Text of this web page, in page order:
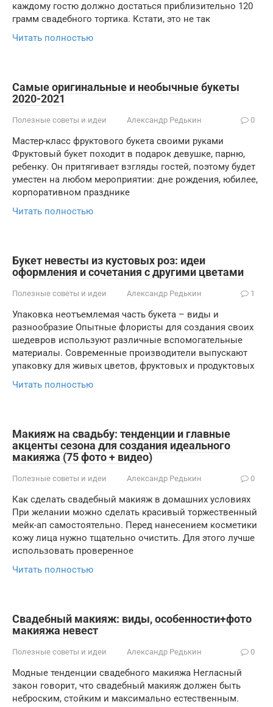
каждому гостю должно достаться приблизительно 120
грамм свадебного тортика. Кстати, это не так
Читать полностью
Самые оригинальные и необычные букеты
2020-2021
Полезные советы и идеи Александр Редькин 0
Мастер-класс фруктового букета своими руками
Фруктовый букет походит в подарок девушке, парню,
ребенку. Он притягивает взгляды гостей, поэтому будет
уместен на любом мероприятии: дне рождения, юбилее,
корпоративном празднике
Читать полностью
Букет невесты из кустовых роз: идеи
оформления и сочетания с другими цветами
Полезные советы и идеи Александр Редькин 1
Упаковка неотъемлемая часть букета – виды и
разнообразие Опытные флористы для создания своих
шедевров используют различные вспомогательные
материалы. Современные производители выпускают
упаковку для живых цветов, фруктовых и продуктовых
Читать полностью
Макияж на свадьбу: тенденции и главные
акценты сезона для создания идеального
макияжа (75 фото + видео)
Полезные советы и идеи Александр Редькин 0
Как сделать свадебный макияж в домашних условиях
При желании можно сделать красивый торжественный
мейк-ап самостоятельно. Перед нанесением косметики
кожу лица нужно тщательно очистить. Для этого лучше
использовать проверенное
Читать полностью
Свадебный макияж: виды, особенности+фото
макияжа невест
Полезные советы и идеи Александр Редькин 0
Модные тенденции свадебного макияжа Негласный
закон говорит, что свадебный макияж должен быть
неброским, стойким и максимально естественным.